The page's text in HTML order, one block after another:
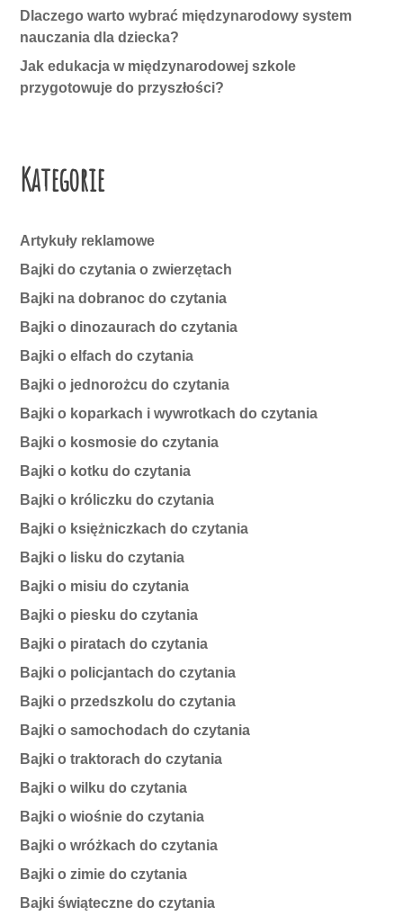
Dlaczego warto wybrać międzynarodowy system
nauczania dla dziecka?
Jak edukacja w międzynarodowej szkole
przygotowuje do przyszłości?
Kategorie
Artykuły reklamowe
Bajki do czytania o zwierzętach
Bajki na dobranoc do czytania
Bajki o dinozaurach do czytania
Bajki o elfach do czytania
Bajki o jednorożcu do czytania
Bajki o koparkach i wywrotkach do czytania
Bajki o kosmosie do czytania
Bajki o kotku do czytania
Bajki o króliczku do czytania
Bajki o księżniczkach do czytania
Bajki o lisku do czytania
Bajki o misiu do czytania
Bajki o piesku do czytania
Bajki o piratach do czytania
Bajki o policjantach do czytania
Bajki o przedszkolu do czytania
Bajki o samochodach do czytania
Bajki o traktorach do czytania
Bajki o wilku do czytania
Bajki o wiośnie do czytania
Bajki o wróżkach do czytania
Bajki o zimie do czytania
Bajki świąteczne do czytania